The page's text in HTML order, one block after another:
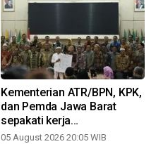
Kementerian ATR/BPN, KPK,
dan Pemda Jawa Barat
sepakati kerja
samapencegahan korupsi
05 August 2026 20:05 WIB